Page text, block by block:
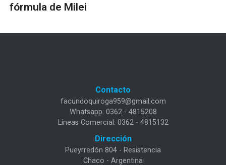
fórmula de Milei
Contacto
facundoquiroga959@gmail.com
Whatsapp: 0362 - 4815208
Líneas Comercial: 0362 - 4815132
Dirección
Pueyrredón 804 - Resistencia
Chaco - Argentina